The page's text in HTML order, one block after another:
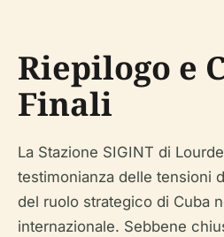
Riepilogo e
Finali
La Stazione SIGINT di
testimonianza delle tensioni
del ruolo strategico di Cuba
internazionale. Sebbene